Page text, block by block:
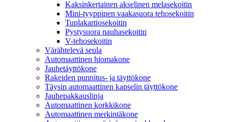
Kaksinkertainen akselinen melasekoitin
Mini-tyyppinen vaakasuora tehosekoitin
Tuplakartiosekoitin
Pystysuora nauhasekoitin
V-tehosekoitin
Värähtelevä seula
Automaattinen hiomakone
Jauhetäyttökone
Rakeiden punnitus- ja täyttökone
Täysin automaattinen kapselin täyttökone
Jauhepakkauslinja
Automaattinen korkkikone
Automaattinen merkintäkone